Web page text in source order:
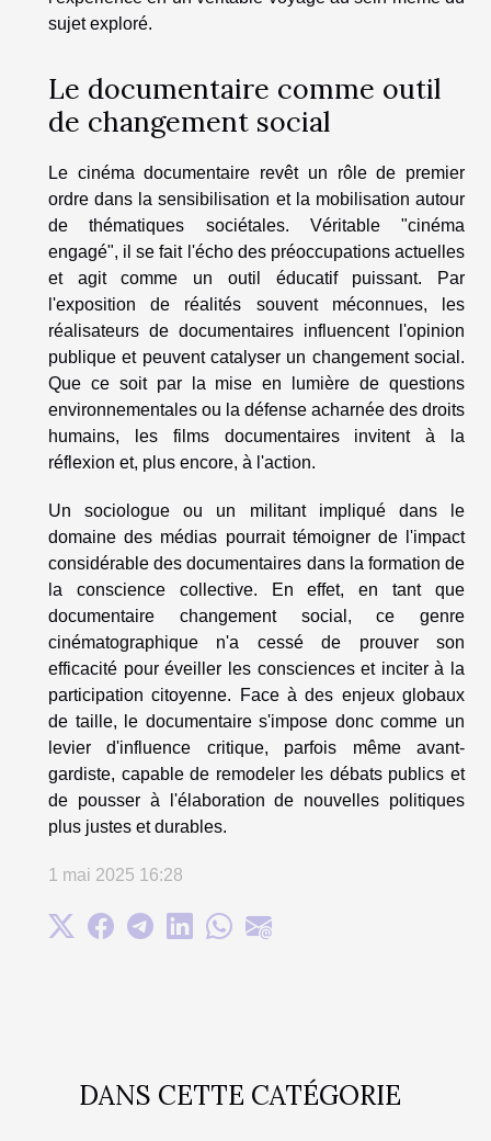
DANS CETTE CATÉGORIE
sujet exploré.
Le documentaire comme outil
de changement social
Le cinéma documentaire revêt un rôle de premier
ordre dans la sensibilisation et la mobilisation autour
de thématiques sociétales. Véritable "cinéma
engagé", il se fait l'écho des préoccupations actuelles
et agit comme un outil éducatif puissant. Par
l'exposition de réalités souvent méconnues, les
réalisateurs de documentaires influencent l'opinion
publique et peuvent catalyser un changement social.
Que ce soit par la mise en lumière de questions
environnementales ou la défense acharnée des droits
humains, les films documentaires invitent à la
réflexion et, plus encore, à l'action.
Un sociologue ou un militant impliqué dans le
domaine des médias pourrait témoigner de l'impact
considérable des documentaires dans la formation de
la conscience collective. En effet, en tant que
documentaire changement social, ce genre
cinématographique n'a cessé de prouver son
efficacité pour éveiller les consciences et inciter à la
participation citoyenne. Face à des enjeux globaux
de taille, le documentaire s'impose donc comme un
levier d'influence critique, parfois même avant-
gardiste, capable de remodeler les débats publics et
de pousser à l'élaboration de nouvelles politiques
plus justes et durables.
1 mai 2025 16:28